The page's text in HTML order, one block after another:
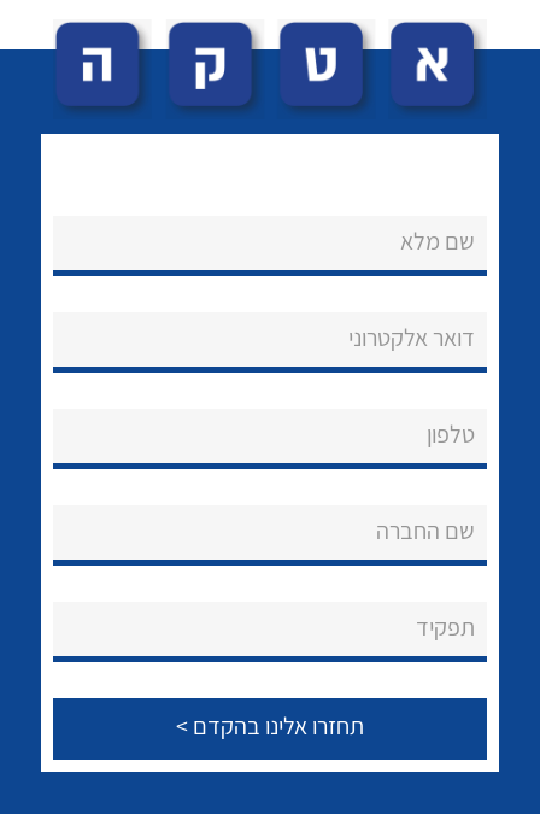
נקודות מכירה
הצוות שלנו
שאלות ותשובות
צור קשר
לכל מוצרי היצרן
לכל מוצרי היצרן לכל מוצרי היצרן
שם מלא
דואר אלקטרוני
טלפון
שם החברה
תפקיד